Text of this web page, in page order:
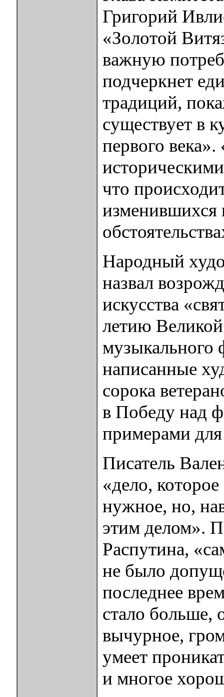
Григорий
«Золотой
важную
подчеркнет
традиций,
существует в
первого
что
изменившихся
Народный
назвал
искусства
летию
музыкального
написанные
сорока
в Победу над
примерами
Писатель
«дело,
нужное, но,
этим делом».
Распутина,
не было
последнее
стало больше,
вычурное,
умеет
и многое